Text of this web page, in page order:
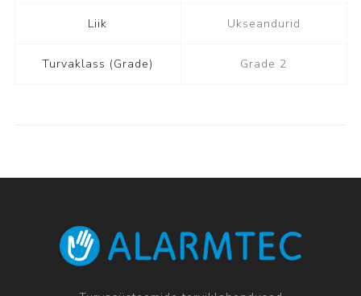
Liik Ukseandurid
Turvaklass (Grade) Grade 2